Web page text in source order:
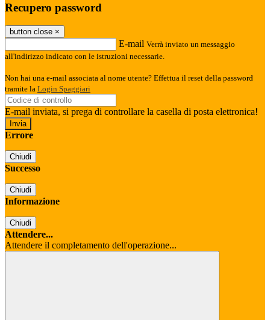
Recupero password
button close ×
E-mail Verrà inviato un messaggio
all'indirizzo indicato con le istruzioni necessarie.
Non hai una e-mail associata al nome utente? Effettua il reset della password
tramite la Login Spaggiari
E-mail inviata, si prega di controllare la casella di posta elettronica!
Errore
Chiudi
Successo
Chiudi
Informazione
Chiudi
Attendere...
Attendere il completamento dell'operazione...